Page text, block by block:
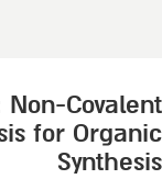
Covalent
for Organic
Synthesis